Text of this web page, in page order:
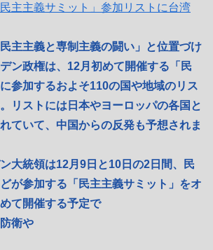
民主主義サミット」参加リストに台湾
主主義と専制主義の闘い」と位置づけ
ン政権は、12月初めて開催する「民
参加するおよそ110の国や地域のリス
リストには日本やヨーロッパの各国と
ていて、中国からの反発も予想されま
大統領は12月9日と10日の2日間、民
が参加する「民主主義サミット」をオ
て開催する予定で
衛や